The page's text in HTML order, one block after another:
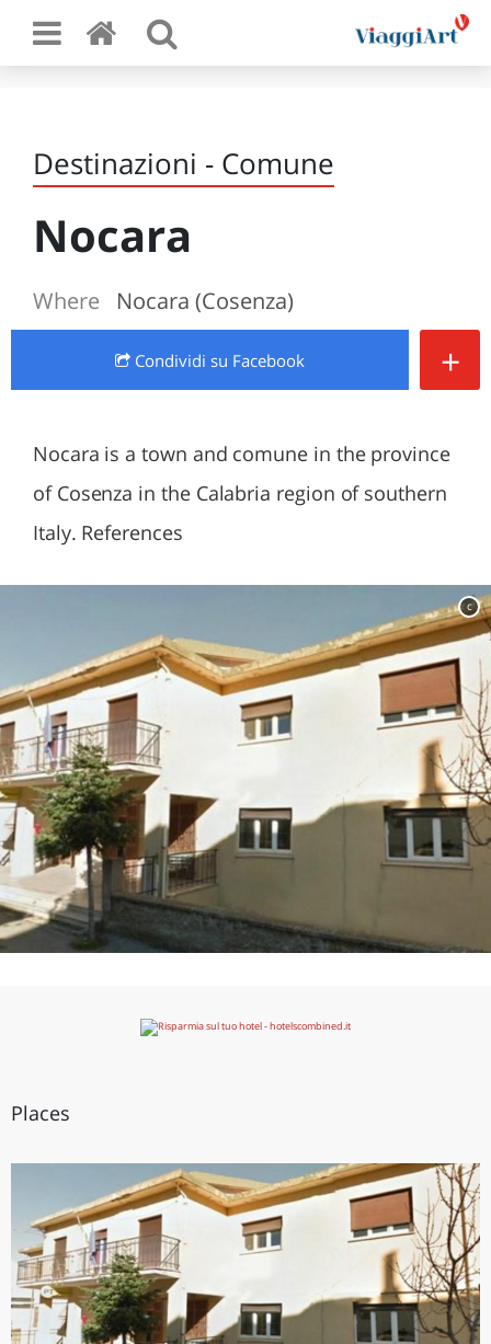
Destinazioni - Comune
Nocara
Where Nocara (Cosenza)
Condividi su Facebook +
Nocara is a town and comune in the province
of Cosenza in the Calabria region of southern
Italy. References
c
Places